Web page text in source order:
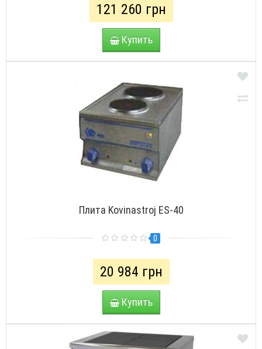
121 260 грн
Купить
Плита Kovinastroj ES-40
0
20 984 грн
Купить